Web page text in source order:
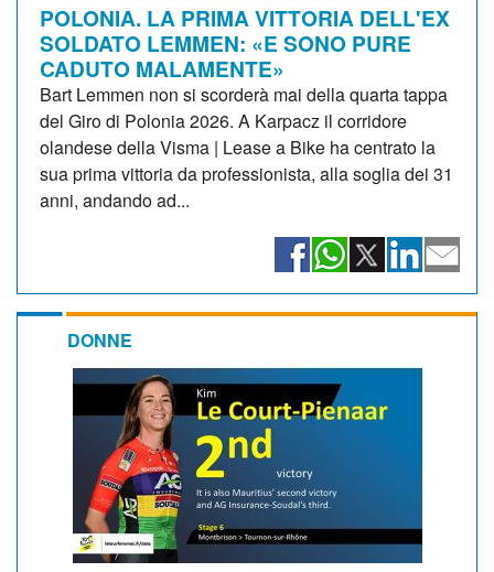
POLONIA. LA PRIMA VITTORIA DELL'EX
SOLDATO LEMMEN: «E SONO PURE
CADUTO MALAMENTE»
Bart Lemmen non si scorderà mai della quarta tappa
del Giro di Polonia 2026. A Karpacz il corridore
olandese della Visma | Lease a Bike ha centrato la
sua prima vittoria da professionista, alla soglia dei 31
anni, andando ad...
DONNE